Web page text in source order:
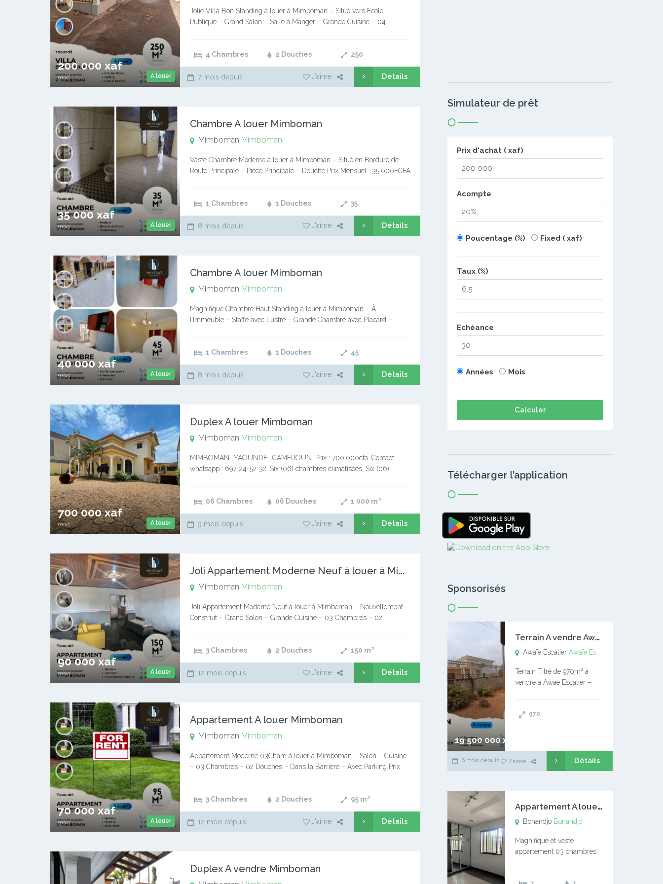
A louer
200 000 xaf
mois
Jolie Villa Bon Standing à louer à Mimboman – Situé vers Ecole
Publique – Grand Salon – Salle à Manger – Grande Cuisine – 04
4 Chambres 2 Douches 250
7 mois depuis J'aime Détails
A louer
35 000 xaf
mois
Chambre A louer Mimboman
Mimboman Mimboman
Vaste Chambre Moderne à louer à Mimboman – Situé en Bordure de
Route Principale – Pièce Principale – Douche Prix Mensuel : 35.000FCFA
1 Chambres 1 Douches 35
8 mois depuis J'aime Détails
A louer
40 000 xaf
mois
Chambre A louer Mimboman
Mimboman Mimboman
Magnifique Chambre Haut Standing à louer à Mimboman – À
l’Immeuble – Staffé avec Lustre – Grande Chambre avec Placard –
1 Chambres 1 Douches 45
8 mois depuis J'aime Détails
A louer
700 000 xaf
mois
Duplex A louer Mimboman
Mimboman Mimboman
MIMBOMAN -YAOUNDÉ -CAMEROUN. Prix : 700.000cfa. Contact
whatsapp : 697-24-52-32. Six (06) chambres climatisées, Six (06)
06 Chambres
06 Douches 1 000 m²
9 mois depuis J'aime Détails
A louer
90 000 xaf
mois
J
oli Appartement Moderne Neuf à louer à Mimboman
Mimboman Mimboman
Joli Appartement Moderne Neuf à louer à Mimboman – Nouvellement
Construit – Grand Salon – Grande Cuisine – 03 Chambres – 02
3 Chambres 2 Douches 150 m²
12 mois depuis J'aime Détails
A louer
70 000 xaf
mois
Appartement A louer Mimboman
Mimboman Mimboman
Appartement Moderne 03Cham à louer à Mimboman – Salon – Cuisine
– 03 Chambres – 02 Douches – Dans la Barrière – Avec Parking Prix
3 Chambres 2 Douches 95 m²
12 mois depuis J'aime Détails
Duplex A vendre Mimboman
Simulateur de prêt
Prix d'achat ( xaf)
Acompte
Poucentage (%) Fixed ( xaf)
Taux (%)
Echéance
Années Mois
Calculer
Télécharger l’application
Sponsorisés
19 500 000 xaf
T
errain A vendre Awaïe Escalier
Awaïe EscalierAwaïe Escalier
Terrain Titré de 970m² à
vendre à Awae Escalier –
l’Université Catholique –
970
6 mois depuis J'aime Détails
A
ppartement A louer Bonandjo
Bonandjo Bonandjo
Magnifique et vaste
appartement 03 chambres